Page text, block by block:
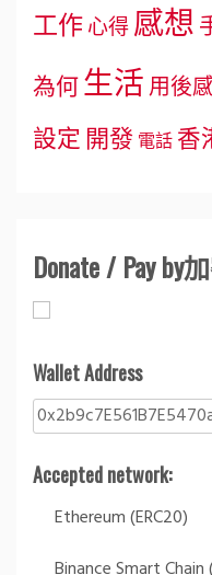
工作心得感想
為何生活用後
設定 開發電話香
Donate / Pay by
Wallet Address
Accepted network:
Ethereum (ERC20)
Binance Smart Chain